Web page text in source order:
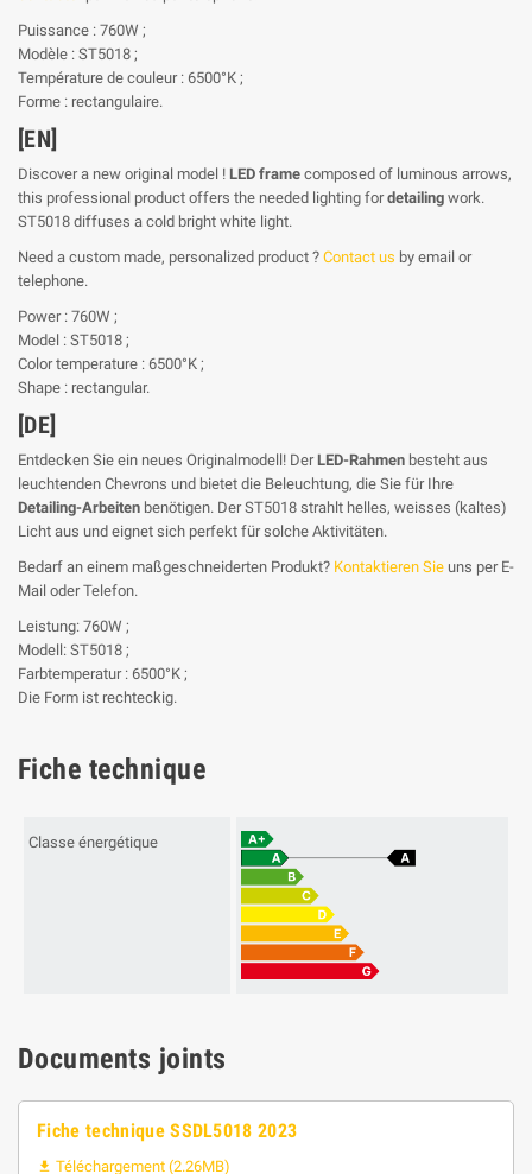
Puissance : 760W ;
Modèle : ST5018 ;
Température de couleur : 6500°K ;
Forme : rectangulaire.
[EN]
Discover a new original model ! LED frame composed of luminous arrows,
this professional product offers the needed lighting fordetailing work.
ST5018 diffuses a cold bright white light.
Need a custom made, personalized product ? Contact us by email or
telephone.
Power : 760W ;
Model : ST5018 ;
Color temperature : 6500°K ;
Shape : rectangular.
[DE]
Entdecken Sie ein neues Originalmodell! DerLED-Rahmen besteht aus
leuchtenden Chevrons und bietet die Beleuchtung, die Sie für Ihre
Detailing-Arbeiten benötigen. Der ST5018 strahlt helles, weisses (kaltes)
Licht aus und eignet sich perfekt für solche Aktivitäten.
Bedarf an einem maßgeschneiderten Produkt? Kontaktieren Sie uns per E-
Mail oder Telefon.
Leistung: 760W ;
Modell: ST5018 ;
Farbtemperatur : 6500°K ;
Die Form ist rechteckig.
Fiche technique
Classe énergétique
Documents joints
Fiche technique SSDL5018 2023
 Téléchargement (2.26MB)